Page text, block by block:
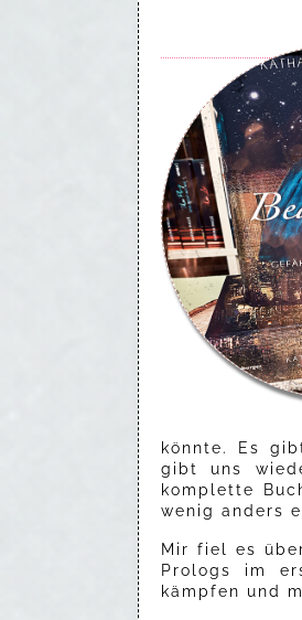
könnte. Es
gibt uns
komplette
wenig anders
Mir fiel es
Prologs im
kämpfen und